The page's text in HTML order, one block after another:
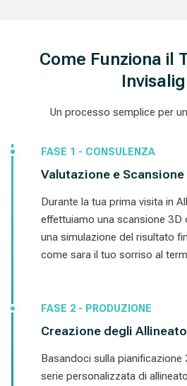
Come Funziona il
Un processo semplice per
FASE 1 - CONSULENZA
Valutazione e Scansione
Durante la tua prima visita in
effettuiamo una scansione 3D
una simulazione del risultato
come sara il tuo sorriso al
FASE 2 - PRODUZIONE
Creazione degli
Basandoci sulla pianificazione
serie personalizzata di